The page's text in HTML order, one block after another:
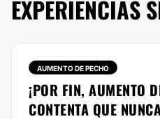
EXPERIENCIAS
AUMENTO DE PECHO
¡POR FIN, AUMENTO
CONTENTA QUE